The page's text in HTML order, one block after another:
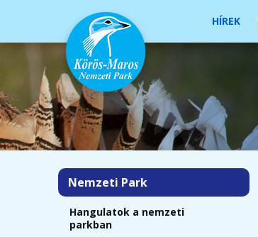
HÍREK
Nemzeti Park
Hangulatok a nemzeti
parkban